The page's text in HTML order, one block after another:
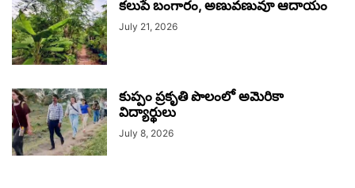
కలుపే బంగారం, అణువణువూ ఆదాయం
July 21, 2026
కుప్పం ప్రకృతి పొలంలో అమెరికా
విద్యార్థులు
July 8, 2026